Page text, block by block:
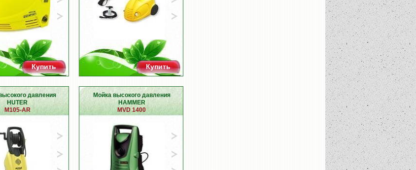
Купить Купить
давления
HUTER
M105-AR
Мойка высокого давления
HAMMER
MVD 1400